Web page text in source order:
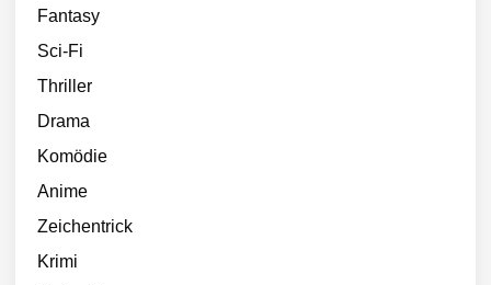
Fantasy
Sci-Fi
Thriller
Drama
Komödie
Anime
Zeichentrick
Krimi